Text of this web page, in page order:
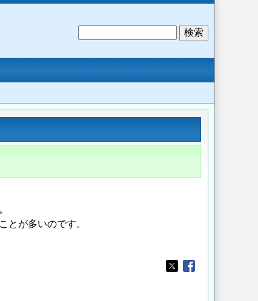
とが多いのです。
Opens in a new
Opens in a new